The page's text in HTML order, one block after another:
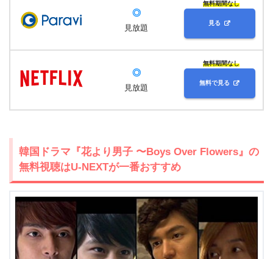
◎
見放題
無料期間なし
見る
◎
見放題
無料期間なし
無料で見る
韓国ドラマ『花より男子 〜Boys Over Flowers』の
無料視聴はU-NEXTが一番おすすめ